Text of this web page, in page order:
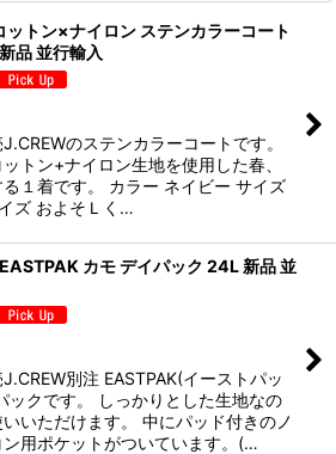
ットン×ナイロン ステンカラーコート
品 並行輸入
のステンカラーコートです。
トン+ナイロン生地を使用した春、
１着です。 カラー ネイビー サイズ
ズ およそＬく…
カモ デイパック 24L 新品 並
別注 EASTPAK(イーストパッ
ックです。 しっかりとした生地なの
いただけます。 中にパッド付きのノ
ン用ポケットがついています。(…